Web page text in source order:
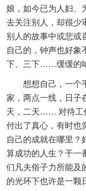
娘，如今已为人妇、
去关注别人，却很少
别人的故事中或悲或
自己的，钟声也好象
下、三下……缓缓的
想想自己，一个
家，两点一线，日子
天，二天…… 对待工
付出了真心，有时也
自己的成就在哪里？
算成功的人生？干一
们凡夫俗子力所能及
的光环下也许是一